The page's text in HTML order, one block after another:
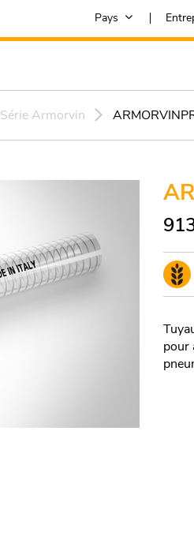
Pays
Série Armorvin
pour